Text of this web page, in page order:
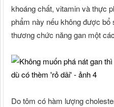
khoáng chất, vitamin và thực
phẩm này nếu không được
thương chức năng gan một
Do tôm có hàm lượng